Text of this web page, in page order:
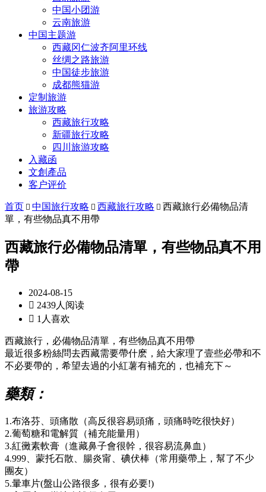
中国小团游
云南旅游
中国主题游
西藏冈仁波齐阿里环线
丝绸之路旅游
中国徒步旅游
成都熊猫游
定制旅游
旅游攻略
西藏旅行攻略
新疆旅行攻略
四川旅游攻略
入藏函
文創產品
客户评价
首页  中国旅行攻略  西藏旅行攻略  西藏旅行必備物品清
單，有些物品真不用帶
西藏旅行必備物品清單，有些物品真不用
帶
2024-08-15
 2439人阅读
 1人喜欢
西藏旅行，必備物品清單，有些物品真不用帶
最近很多粉絲問去西藏需要帶什麽，給大家理了壹些必帶和不
不必要帶的，希望去過的小紅薯有補充的，也補充下～
藥類：
1.布洛芬、頭痛散（高反很容易頭痛，頭痛時吃很快好）
2.葡萄糖和電解質（補充能量用）
3.紅黴素軟膏（進藏鼻子會很幹，很容易流鼻血）
4.999、蒙托石散、腸炎甯、碘伏棒（常用藥帶上，幫了不少
團友）
5.暈車片(盤山公路很多，很有必要!)